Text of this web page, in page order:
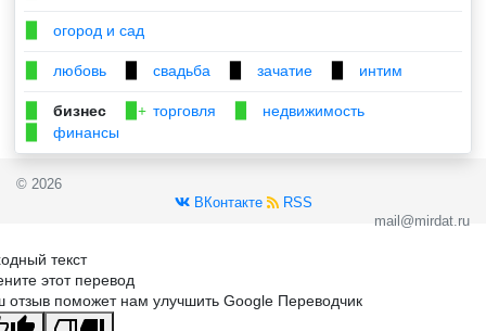
огород и сад
любовь свадьба зачатие интим
бизнес ▉+ торговля недвижимость
финансы
© 2026
ВКонтакте
RSS
mail@mirdat.ru
текст
этот перевод
отзыв поможет нам улучшить Google Переводчик